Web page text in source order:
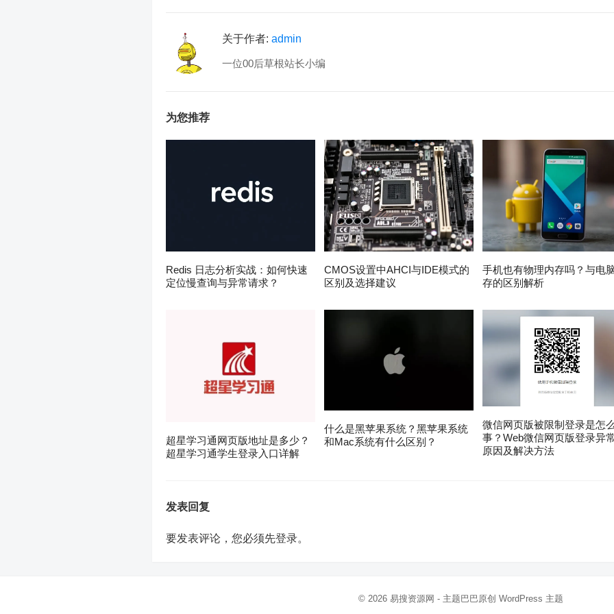
关于作者: admin
一位00后草根站长小编
为您推荐
Redis 日志分析实战：如何快速
定位慢查询与异常请求？
CMOS设置中AHCI与IDE模式的
区别及选择建议
手机也有物理内存吗？与电
存的区别解析
超星学习通网页版地址是多少？
超星学习通学生登录入口详解
什么是黑苹果系统？黑苹果系统
和Mac系统有什么区别？
微信网页版被限制登录是怎
事？Web微信网页版登录异
原因及解决方法
发表回复
要发表评论，您必须先登录。
© 2026 易搜资源网 - 主题巴巴原创 WordPress 主题